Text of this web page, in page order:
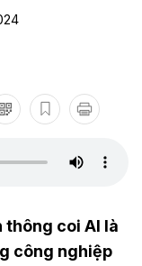
thông coi AI là
công nghiệp